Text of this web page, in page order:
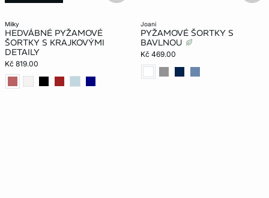
milky
HEDVÁBNÉ PYŽAMOVÉ
ŠORTKY S KRAJKOVÝMI
DETAILY
Kč 819.00
joani
PYŽAMOVÉ ŠORTKY S
BAVLNOU
Kč 469.00